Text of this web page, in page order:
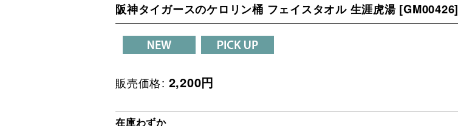
阪神タイガースのケロリン桶 フェイスタオル 生涯虎湯 [GM00426]
販売価格: 2,200円
在庫わずか